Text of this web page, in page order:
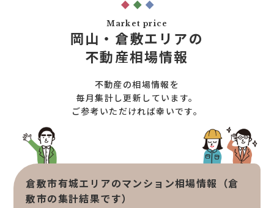
住宅売却サポート
不動産売却サポート
査定依頼
不動産の相場情報
不動産を探す
物件検索
お知らせ一覧
不動産コラム
オンライン相談サービス
Market price
岡山・倉敷エリアの
不動産相場情報
不動産の相場情報を
毎月集計し更新しています。
ご参考いただければ幸いです。
倉敷市有城エリアのマンション相場情報（倉
敷市の集計結果です）